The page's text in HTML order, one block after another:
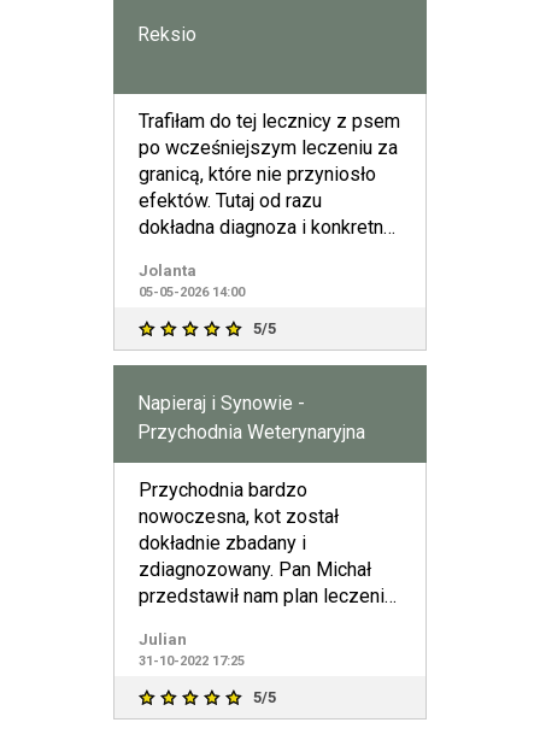
Reksio
Trafiłam do tej lecznicy z psem
po wcześniejszym leczeniu za
granicą, które nie przyniosło
efektów. Tutaj od razu
dokładna diagnoza i konkretne
Jolanta
05-05-2026 14:00
5/5
Napieraj i Synowie -
Przychodnia Weterynaryjna
Przychodnia bardzo
nowoczesna, kot został
dokładnie zbadany i
zdiagnozowany. Pan Michał
przedstawił nam plan leczenia,
przyniósł zamierzo
Julian
31-10-2022 17:25
5/5